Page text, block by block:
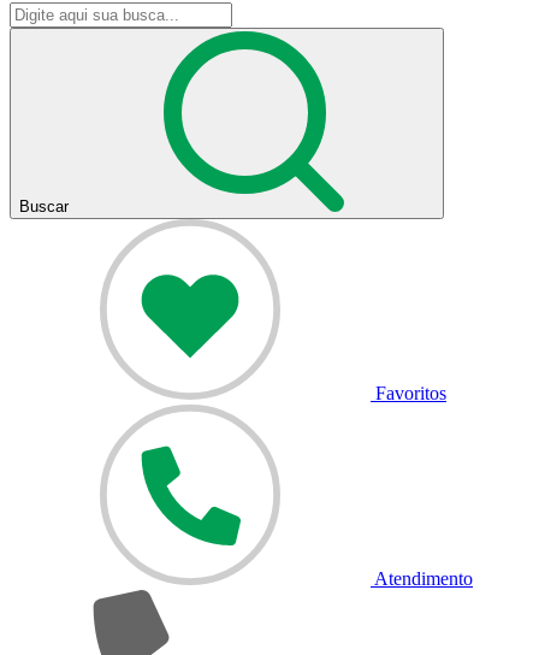
Buscar
Favoritos
Atendimento